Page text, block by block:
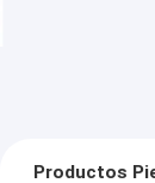
Productos